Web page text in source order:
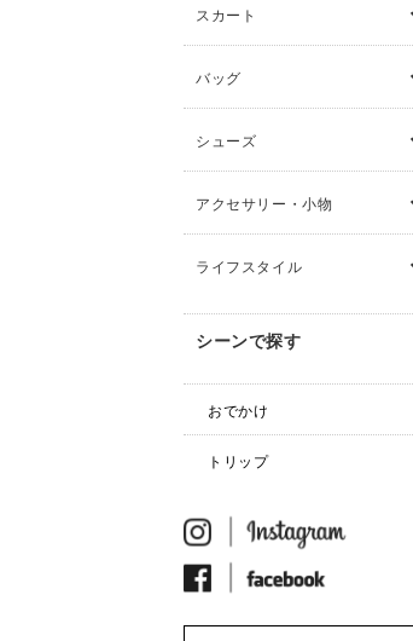
スカート
バッグ
シューズ
アクセサリー・小物
ライフスタイル
シーンで探す
おでかけ
トリップ